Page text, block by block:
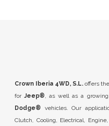
Crown Iberia 4WD, S.L. offers
forJeep®, as well as a
Dodge® vehicles. Our
Clutch, Cooling, Electrical,